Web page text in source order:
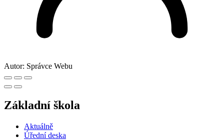
Autor: Správce Webu
Základní škola
Aktuálně
Úřední deska